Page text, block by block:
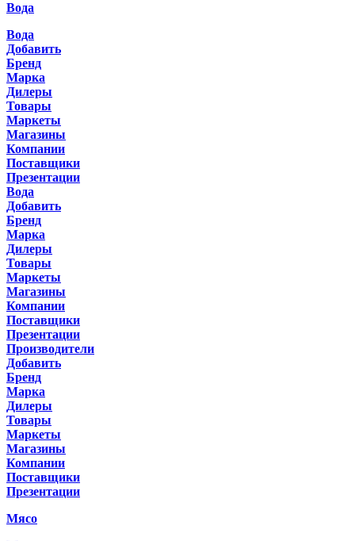
Вода
Вода
Добавить
Бренд
Марка
Дилеры
Товары
Маркеты
Магазины
Компании
Поставщики
Презентации
Вода
Добавить
Бренд
Марка
Дилеры
Товары
Маркеты
Магазины
Компании
Поставщики
Презентации
Производители
Добавить
Бренд
Марка
Дилеры
Товары
Маркеты
Магазины
Компании
Поставщики
Презентации
Мясо